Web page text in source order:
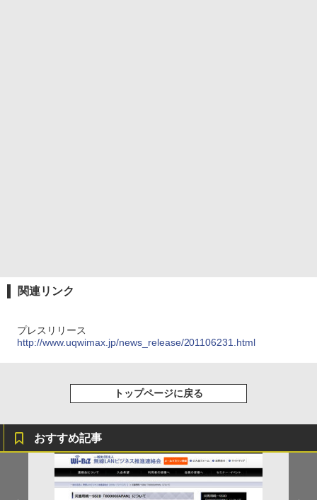
関連リンク
プレスリリース
http://www.uqwimax.jp/news_release/201106231.html
トップページに戻る
おすすめ記事